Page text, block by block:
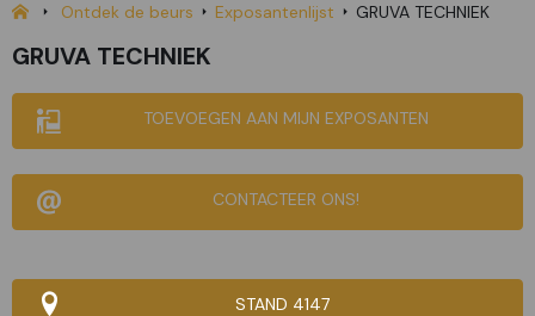
Ontdek de beurs Exposantenlijst GRUVA TECHNIEK
GRUVA TECHNIEK
TOEVOEGEN AAN MIJN EXPOSANTEN
CONTACTEER ONS!
STAND 4147